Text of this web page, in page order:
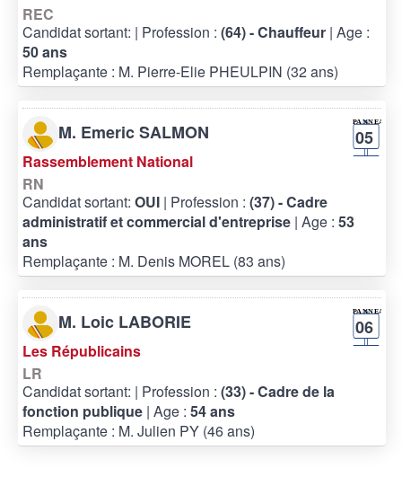
REC
Candidat sortant: | Profession : (64) - Chauffeur | Age :
50 ans
Remplaçante : M. Pierre-Elie PHEULPIN (32 ans)
M. Emeric SALMON 05
Rassemblement National
RN
Candidat sortant: OUI | Profession : (37) - Cadre
administratif et commercial d'entreprise | Age : 53
ans
Remplaçante : M. Denis MOREL (83 ans)
M. Loic LABORIE 06
Les Républicains
LR
Candidat sortant: | Profession : (33) - Cadre de la
fonction publique | Age : 54 ans
Remplaçante : M. Julien PY (46 ans)